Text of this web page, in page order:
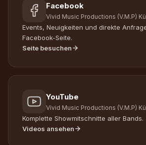
Facebook
Vivid Music Productions (V.M.P)
Events, Neuigkeiten und direkte
Facebook-Seite.
Seite besuchen
YouTube
Vivid Music Productions (V.M.P)
Komplette Showmitschnitte aller Bands.
Videos ansehen